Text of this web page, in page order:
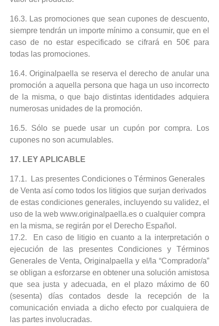
16.3. Las promociones que sean cupones de descuento,
siempre tendrán un importe mínimo a consumir, que en el
caso de no estar especificado se cifrará en 50€ para
todas las promociones.
16.4. Originalpaella se reserva el derecho de anular una
promoción a aquella persona que haga un uso incorrecto
de la misma, o que bajo distintas identidades adquiera
numerosas unidades de la promoción.
16.5. Sólo se puede usar un cupón por compra. Los
cupones no son acumulables.
17. LEY APLICABLE
17.1. Las presentes Condiciones o Términos Generales
de Venta así como todos los litigios que surjan derivados
de estas condiciones generales, incluyendo su validez, el
uso de la web www.originalpaella.es o cualquier compra
en la misma, se regirán por el Derecho Español.
17.2. En caso de litigio en cuanto a la interpretación o
ejecución de las presentes Condiciones y Términos
Generales de Venta, Originalpaella y el/la “Comprador/a”
se obligan a esforzarse en obtener una solución amistosa
que sea justa y adecuada, en el plazo máximo de 60
(sesenta) días contados desde la recepción de la
comunicación enviada a dicho efecto por cualquiera de
las partes involucradas.